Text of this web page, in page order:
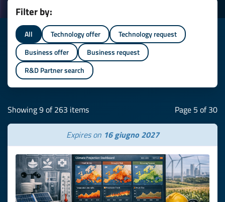
Filter by:
All Technology offer
Technology request
Business offer
Business request
R&D Partner search
Showing 9 of 263 items Page 5 of 30
Expires on 16 giugno 2027